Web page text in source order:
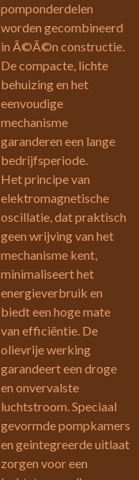
pomponderdelen
worden gecombineerd
in Ã©Ã©n constructie.
De compacte, lichte
behuizing en het
eenvoudige
mechanisme
garanderen een lange
bedrijfsperiode.
Het principe van
elektromagnetische
oscillatie, dat praktisch
geen wrijving van het
mechanisme kent,
minimaliseert het
energieverbruik en
biedt een hoge mate
van efficiëntie. De
olievrije werking
garandeert een droge
en onvervalste
luchtstroom. Speciaal
gevormde pompkamers
en geintegreerde uitlaat
zorgen voor een